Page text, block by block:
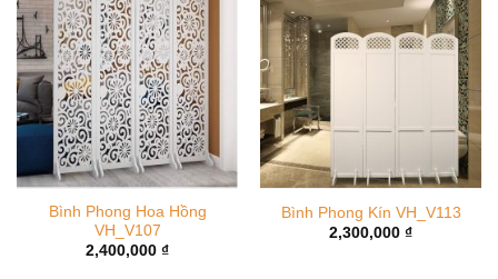
Bình Phong Hoa Hồng
VH_V107
2,400,000 ₫
Bình Phong Kín VH_V113
2,300,000 ₫